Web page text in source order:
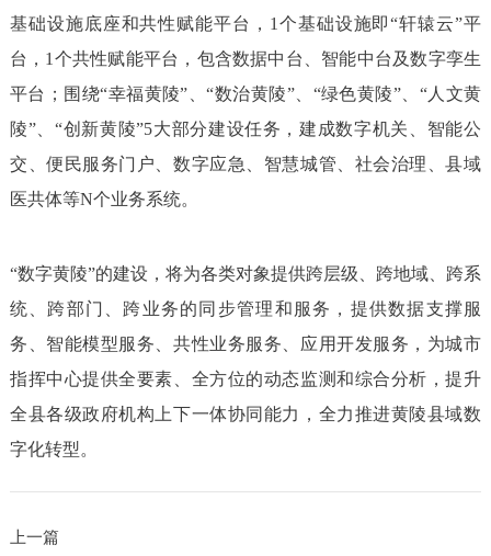
基础设施底座和共性赋能平台，1个基础设施即“轩辕云”平
台，1个共性赋能平台，包含数据中台、智能中台及数字孪生
平台；围绕“幸福黄陵”、“数治黄陵”、“绿色黄陵”、“人文黄
陵”、“创新黄陵”5大部分建设任务，建成数字机关、智能公
交、便民服务门户、数字应急、智慧城管、社会治理、县域
医共体等N个业务系统。
“数字黄陵”的建设，将为各类对象提供跨层级、跨地域、跨系
统、跨部门、跨业务的同步管理和服务，提供数据支撑服
务、智能模型服务、共性业务服务、应用开发服务，为城市
指挥中心提供全要素、全方位的动态监测和综合分析，提升
全县各级政府机构上下一体协同能力，全力推进黄陵县域数
字化转型。
上一篇